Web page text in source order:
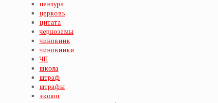
цензура
церковь
цитата
черноземы
чиновник
чиновники
ЧП
школа
штраф
штрафы
эколог